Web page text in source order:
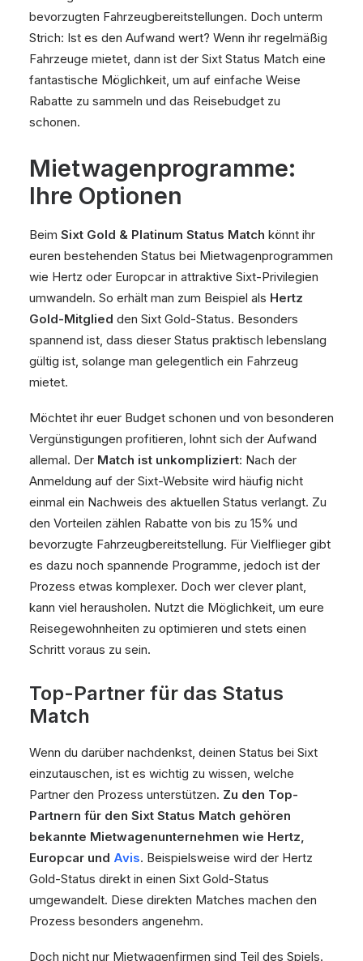
bevorzugten Fahrzeugbereitstellungen. Doch unterm
Strich: Ist es den Aufwand wert? Wenn ihr regelmäßig
Fahrzeuge mietet, dann ist der Sixt Status Match eine
fantastische Möglichkeit, um auf einfache Weise
Rabatte zu sammeln und das Reisebudget zu
schonen.
Mietwagenprogramme:
Ihre Optionen
Beim Sixt Gold & Platinum Status Match könnt ihr
euren bestehenden Status bei Mietwagenprogrammen
wie Hertz oder Europcar in attraktive Sixt-Privilegien
umwandeln. So erhält man zum Beispiel als Hertz
Gold-Mitglied den Sixt Gold-Status. Besonders
spannend ist, dass dieser Status praktisch lebenslang
gültig ist, solange man gelegentlich ein Fahrzeug
mietet.
Möchtet ihr euer Budget schonen und von besonderen
Vergünstigungen profitieren, lohnt sich der Aufwand
allemal. Der Match ist unkompliziert: Nach der
Anmeldung auf der Sixt-Website wird häufig nicht
einmal ein Nachweis des aktuellen Status verlangt. Zu
den Vorteilen zählen Rabatte von bis zu 15% und
bevorzugte Fahrzeugbereitstellung. Für Vielflieger gibt
es dazu noch spannende Programme, jedoch ist der
Prozess etwas komplexer. Doch wer clever plant,
kann viel herausholen. Nutzt die Möglichkeit, um eure
Reisegewohnheiten zu optimieren und stets einen
Schritt voraus zu sein.
Top-Partner für das Status
Match
Wenn du darüber nachdenkst, deinen Status bei Sixt
einzutauschen, ist es wichtig zu wissen, welche
Partner den Prozess unterstützen. Zu den Top-
Partnern für den Sixt Status Match gehören
bekannte Mietwagenunternehmen wie Hertz,
Europcar und Avis. Beispielsweise wird der Hertz
Gold-Status direkt in einen Sixt Gold-Status
umgewandelt. Diese direkten Matches machen den
Prozess besonders angenehm.
Doch nicht nur Mietwagenfirmen sind Teil des Spiels.